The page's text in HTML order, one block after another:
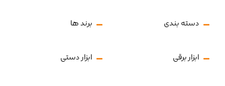
دسته بندی برند ها
ابزار برقی ابزار دستی